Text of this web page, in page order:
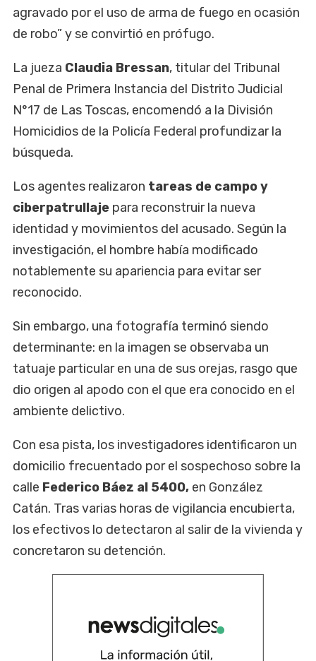
agravado por el uso de arma de fuego en ocasión
de robo” y se convirtió en prófugo.
La jueza Claudia Bressan, titular del Tribunal
Penal de Primera Instancia del Distrito Judicial
N°17 de Las Toscas, encomendó a la División
Homicidios de la Policía Federal profundizar la
búsqueda.
Los agentes realizaron tareas de campo y
ciberpatrullaje para reconstruir la nueva
identidad y movimientos del acusado. Según la
investigación, el hombre había modificado
notablemente su apariencia para evitar ser
reconocido.
Sin embargo, una fotografía terminó siendo
determinante: en la imagen se observaba un
tatuaje particular en una de sus orejas, rasgo que
dio origen al apodo con el que era conocido en el
ambiente delictivo.
Con esa pista, los investigadores identificaron un
domicilio frecuentado por el sospechoso sobre la
calle Federico Báez al 5400, en González
Catán. Tras varias horas de vigilancia encubierta,
los efectivos lo detectaron al salir de la vivienda y
concretaron su detención.